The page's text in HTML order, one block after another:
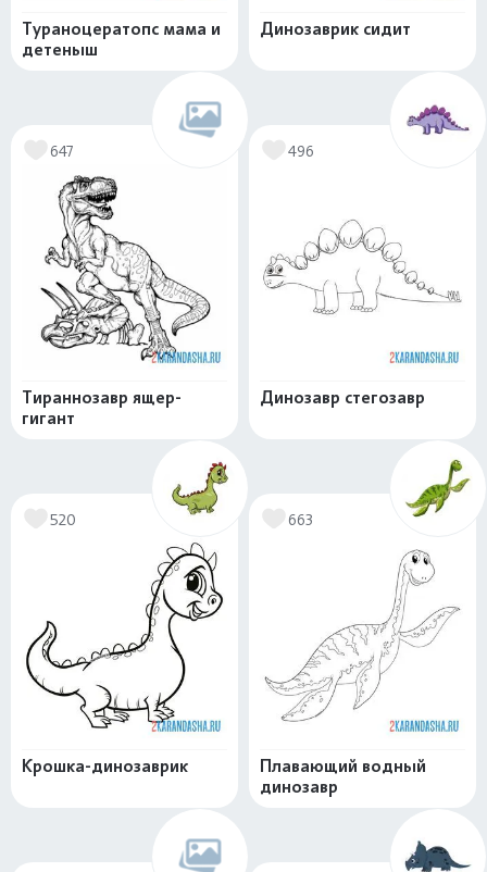
Тураноцератопс мама и
детеныш
Динозаврик сидит
647
Тираннозавр ящер-
гигант
496
Динозавр стегозавр
520
Крошка-динозаврик
663
Плавающий водный
динозавр